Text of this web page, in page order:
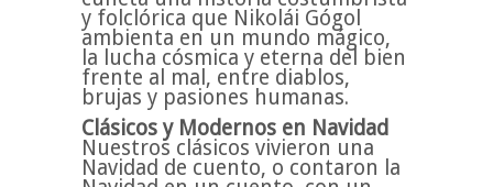
y folclórica que Nikolái Gógol
ambienta en un mundo mágico,
la lucha cósmica y eterna del bien
frente al mal, entre diablos,
brujas y pasiones humanas.
Clásicos y Modernos en Navidad
Nuestros clásicos vivieron una
Navidad de cuento, o contaron la